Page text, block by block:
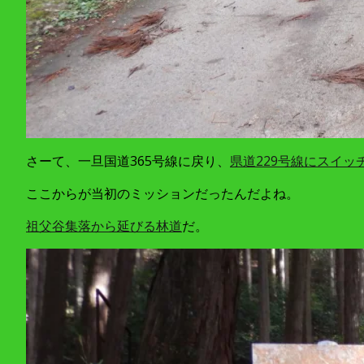
さーて、一旦国道365号線に戻り、 県道229号線にスイッ
ここからが当初のミッションだったんだよね。
祖父谷集落から延びる林道だ。